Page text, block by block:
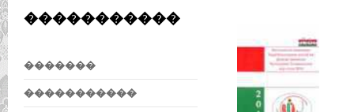
�����������
�������
�����������